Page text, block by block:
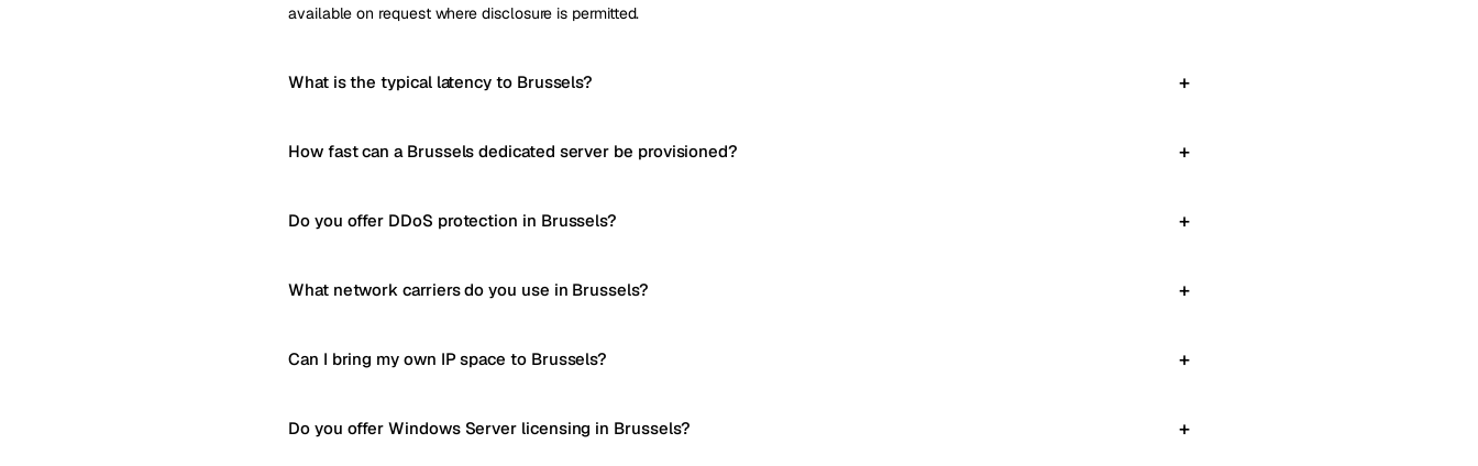
available on request where disclosure is permitted.
What is the typical latency to Brussels?
How fast can a Brussels dedicated server be provisioned?
Do you offer DDoS protection in Brussels?
What network carriers do you use in Brussels?
Can I bring my own IP space to Brussels?
Do you offer Windows Server licensing in Brussels?